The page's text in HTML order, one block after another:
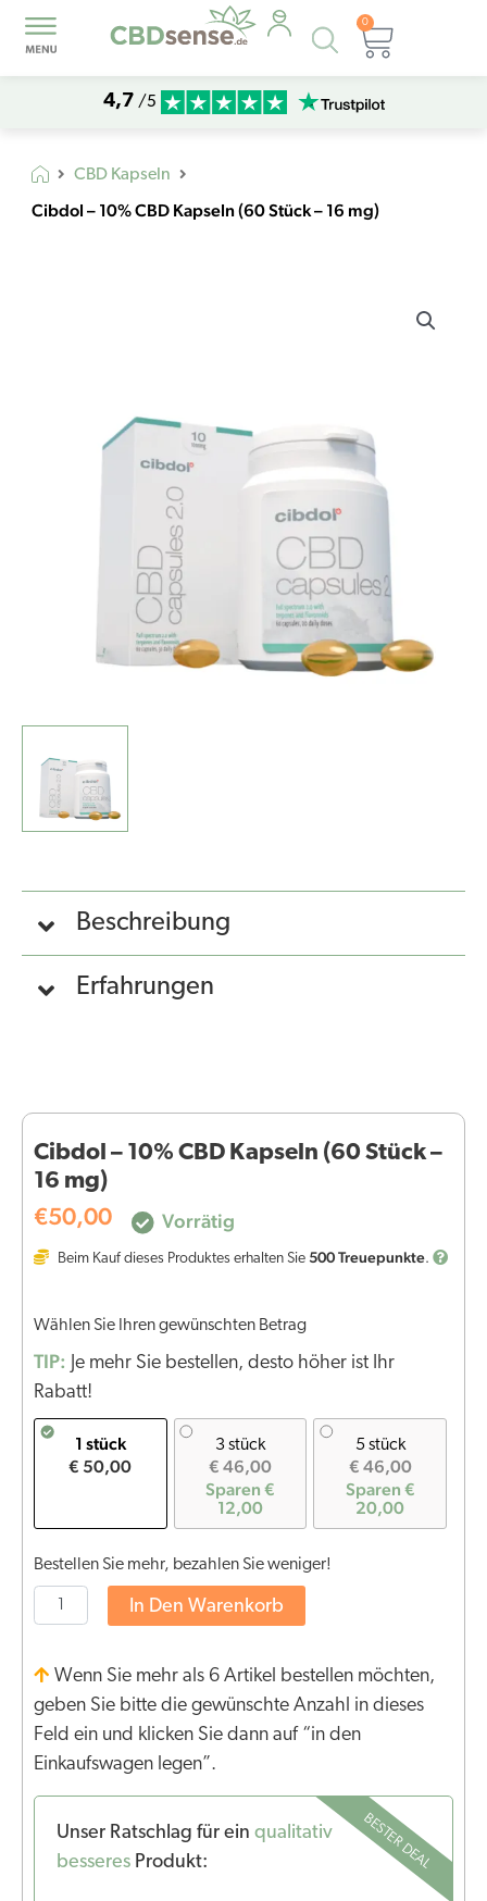
Products
search
0
4,7 /5
CBD Kapseln
Cibdol – 10% CBD Kapseln (60 Stück – 16 mg)
Beschreibung
Erfahrungen
Cibdol – 10% CBD Kapseln (60 Stück –
16 mg)
€50,00 Vorrätig
Beim Kauf dieses Produktes erhalten Sie 500Treuepunkte.
Wählen Sie Ihren gewünschten Betrag
TIP: Je mehr Sie bestellen, desto höher ist Ihr
Rabatt!
1 stück
€ 50,00
3 stück
€ 46,00
Sparen €
12,00
5 stück
€ 46,00
Sparen €
20,00
Bestellen Sie mehr, bezahlen Sie weniger!
In Den Warenkorb
Wenn Sie mehr als 6 Artikel bestellen möchten,
geben Sie bitte die gewünschte Anzahl in dieses
Feld ein und klicken Sie dann auf “in den
Einkaufswagen legen”.
BESTER DEAL
Unser Ratschlag für ein qualitativ
besseres Produkt: